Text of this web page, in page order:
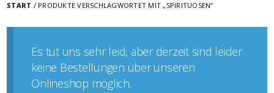
START / PRODUKTE VERSCHLAGWORTET MIT „SPIRITUOSEN“
Es tut uns sehr leid, aber derzeit sind leider
keine Bestellungen über unseren
Onlineshop möglich.